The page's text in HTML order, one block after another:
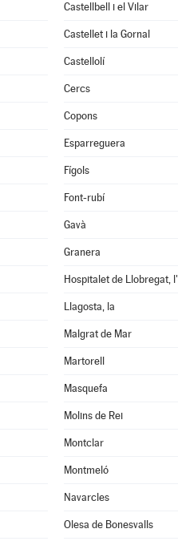
Castellbell i el Vilar
Castellet i la Gornal
Castellolí
Cercs
Copons
Esparreguera
Fígols
Font-rubí
Gavà
Granera
Hospitalet de Llobregat, l'
Llagosta, la
Malgrat de Mar
Martorell
Masquefa
Molins de Rei
Montclar
Montmeló
Navarcles
Olesa de Bonesvalls